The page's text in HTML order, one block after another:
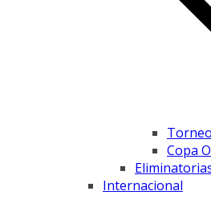
Copa
Internacional